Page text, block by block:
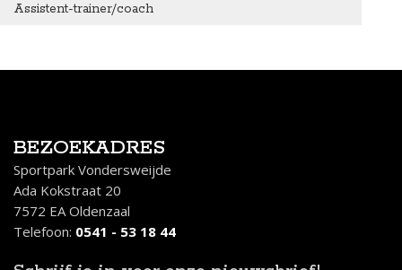
Assistent-trainer/coach
BEZOEKADRES
Sportpark Vondersweijde
Ada Kokstraat 20
7572 EA Oldenzaal
Telefoon: 0541 - 53 18 44